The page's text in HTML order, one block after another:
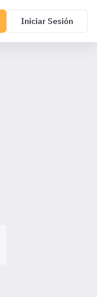
Iniciar Sesión